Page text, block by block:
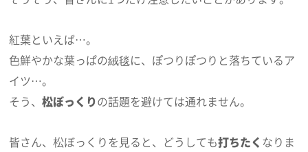
紅葉といえば…。
色鮮やかな葉っぱの絨毯に、ぽつりぽつりと落ちているア
イツ…。
そう、松ぼっくりの話題を避けては通れません。
皆さん、松ぼっくりを見ると、どうしても打ちたく なりま